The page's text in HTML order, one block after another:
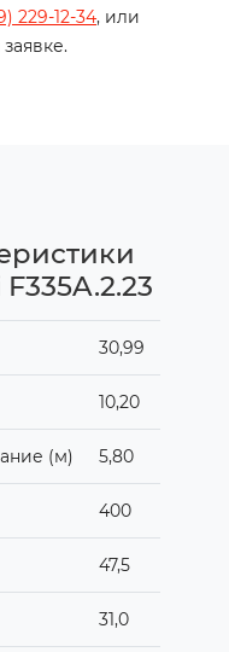
229-12-34, или
30,99
10,20
(м) 5,80
400
47,5
31,0